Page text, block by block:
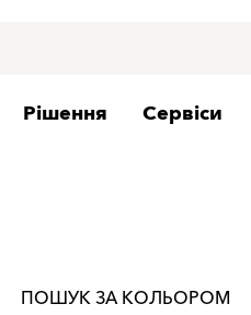
Рішення Сервіси
ПОШУК ЗА КОЛЬОРОМ